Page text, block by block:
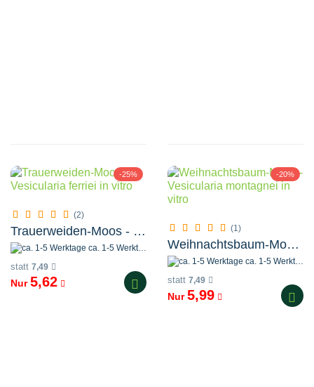
-25%
(2)
Trauerweiden-Moos - Vesicularia ferriei in vitro
ca. 1-5 Werktage
statt 7,49
Nur5,62
-20%
(1)
Weihnachtsbaum-Moos - Vesicularia montagnei in vitro
ca. 1-5 Werktage
statt 7,49
Nur5,99